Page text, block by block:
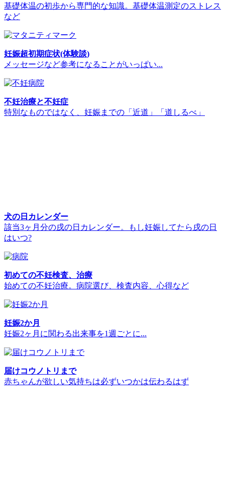
基礎体温の初歩から専門的な知識。基礎体温測定のストレス
など
妊娠超初期症状(体験談)
メッセージなど参考になることがいっぱい...
不妊治療と不妊症
特別なものではなく、妊娠までの「近道」「道しるべ」
犬の日カレンダー
該当3ヶ月分の戌の日カレンダー。もし妊娠してたら戌の日
はいつ?
初めての不妊検査、治療
始めての不妊治療。病院選び、検査内容、心得など
妊娠2か月
妊娠2ヶ月に関わる出来事を1週ごとに...
届けコウノトリまで
赤ちゃんが欲しい気持ちは必ずいつかは伝わるはず